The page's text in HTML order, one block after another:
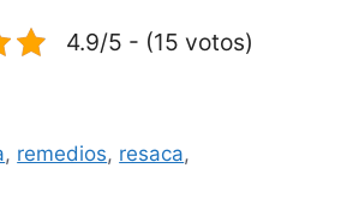
4.9/5 - (15 votos)
, remedios, resaca,